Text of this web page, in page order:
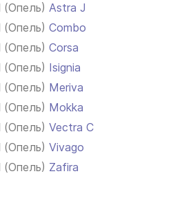
(Опель) Astra J
(Опель) Combo
(Опель) Corsа
(Опель) Isignia
(Опель) Meriva
(Опель) Mokka
(Опель) Vectra C
(Опель) Vivago
(Опель) Zafira